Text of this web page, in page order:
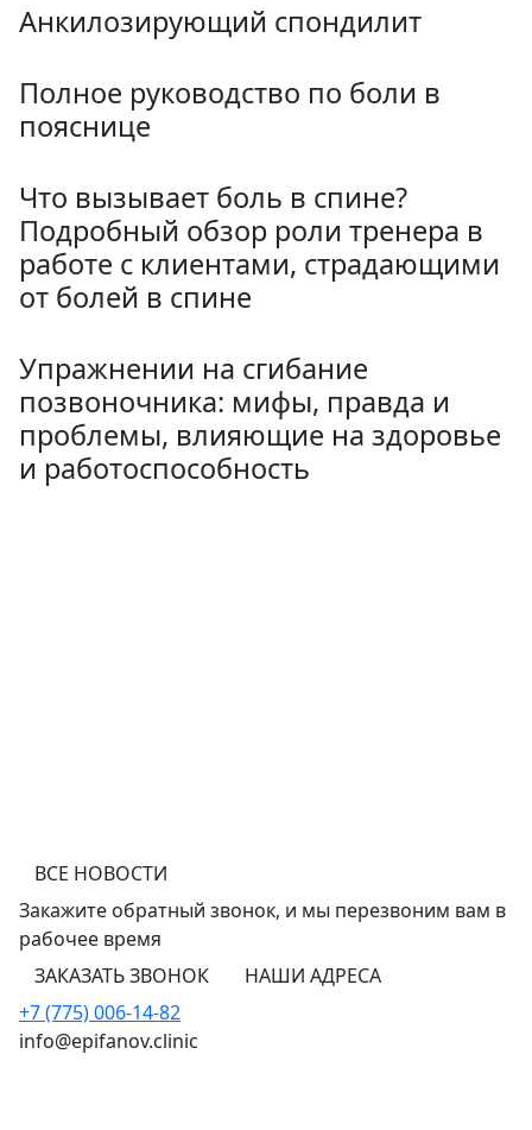
Анкилозирующий спондилит
Полное руководство по боли в
пояснице
Что вызывает боль в спине?
Подробный обзор роли тренера в
работе с клиентами, страдающими
от болей в спине
Упражнении на сгибание
позвоночника: мифы, правда и
проблемы, влияющие на здоровье
и работоспособность
ВСЕ НОВОСТИ
Закажите обратный звонок, и мы перезвоним вам в
рабочее время
ЗАКАЗАТЬ ЗВОНОК
НАШИ АДРЕСА
+7 (775) 006-14-82
info@epifanov.clinic